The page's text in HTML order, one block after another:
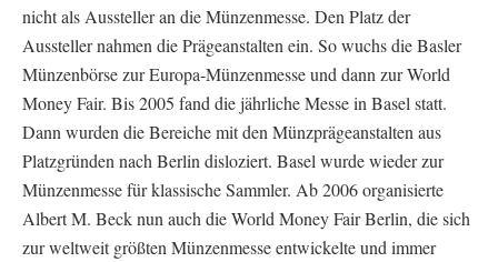
nicht als Aussteller an die Münzenmesse. Den Platz der
Aussteller nahmen die Prägeanstalten ein. So wuchs die Basler
Münzenbörse zur Europa-Münzenmesse und dann zur World
Money Fair. Bis 2005 fand die jährliche Messe in Basel statt.
Dann wurden die Bereiche mit den Münzprägeanstalten aus
Platzgründen nach Berlin disloziert. Basel wurde wieder zur
Münzenmesse für klassische Sammler. Ab 2006 organisierte
Albert M. Beck nun auch die World Money Fair Berlin, die sich
zur weltweit größten Münzenmesse entwickelte und immer